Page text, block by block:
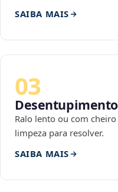
SAIBA MAIS
03
Ralo lento ou com
limpeza para resolver.
SAIBA MAIS